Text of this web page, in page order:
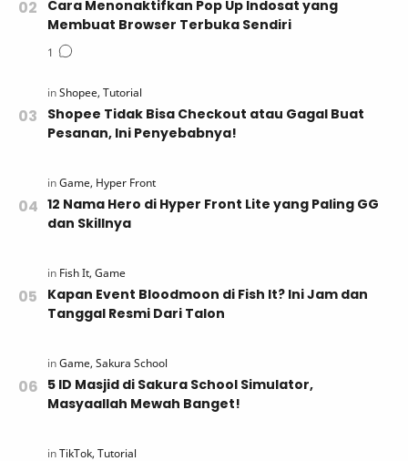
Cara Menonaktifkan Pop Up Indosat yang
Membuat Browser Terbuka Sendiri
Shopee Tidak Bisa Checkout atau Gagal Buat
Pesanan, Ini Penyebabnya!
12 Nama Hero di Hyper Front Lite yang Paling GG
dan Skillnya
Kapan Event Bloodmoon di Fish It? Ini Jam dan
Tanggal Resmi Dari Talon
5 ID Masjid di Sakura School Simulator,
Masyaallah Mewah Banget!